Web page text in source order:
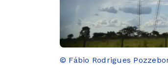
© Fábio Rodrigues